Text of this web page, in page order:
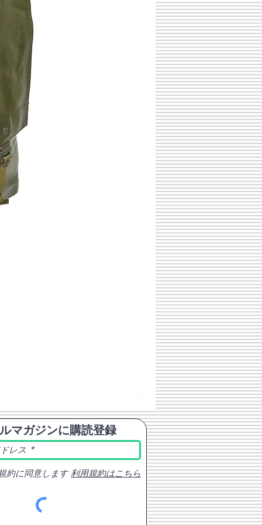
チェコスロバキア軍 連邦共
価格
￥398
消費税込み
マガジンに購読登録
約に同意します 利用規約はこちら